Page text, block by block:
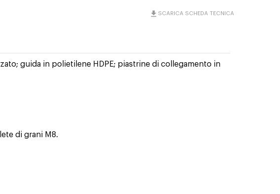
SCARICA SCHEDA TECNICA
guida in polietilene HDPE; piastrine di collegamento in
di grani M8.